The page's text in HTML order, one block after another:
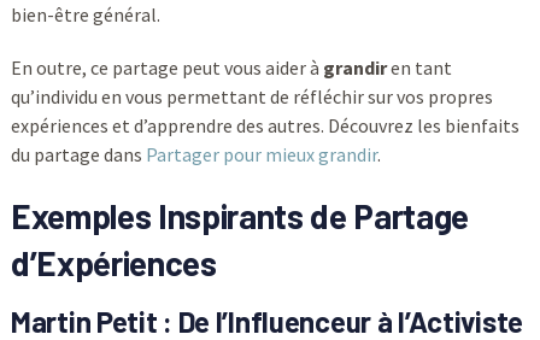
bien-être général.
En outre, ce partage peut vous aider à grandiren tant
qu’individu en vous permettant de réfléchir sur vos propres
expériences et d’apprendre des autres. Découvrez les bienfaits
du partage dans Partager pour mieux grandir.
Exemples Inspirants de Partage
d’Expériences
Martin Petit : De l’Influenceur à l’Activiste